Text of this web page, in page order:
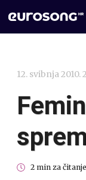
12. svibnja 2010.
2 min za čitanje